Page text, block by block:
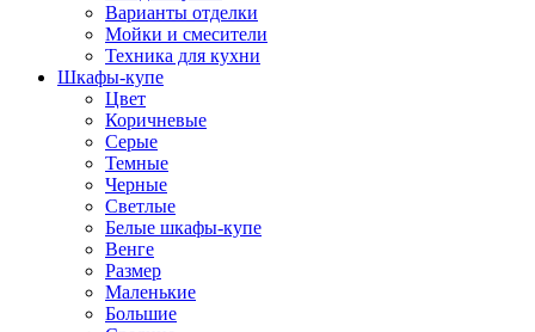
Варианты отделки
Мойки и смесители
Техника для кухни
Шкафы-купе
Цвет
Коричневые
Серые
Темные
Черные
Светлые
Белые шкафы-купе
Венге
Размер
Маленькие
Большие